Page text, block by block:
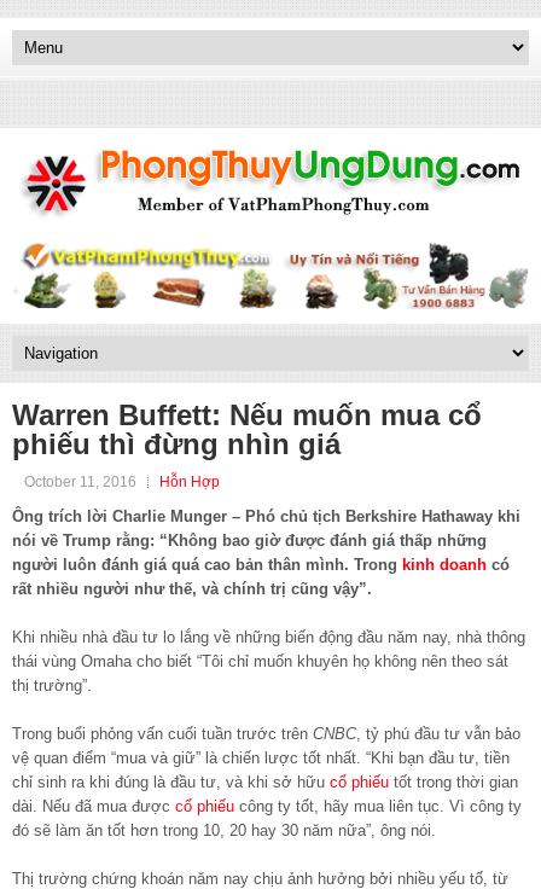
Warren Buffett: Nếu muốn mua cổ
phiếu thì đừng nhìn giá
October 11, 2016 Hỗn Hợp
Ông trích lời Charlie Munger – Phó chủ tịch Berkshire Hathaway khi
nói về Trump rằng: “Không bao giờ được đánh giá thấp những
người luôn đánh giá quá cao bản thân mình. Trong kinh doanh có
rất nhiều người như thế, và chính trị cũng vậy”.
Khi nhiều nhà đầu tư lo lắng về những biến động đầu năm nay, nhà thông
thái vùng Omaha cho biết “Tôi chỉ muốn khuyên họ không nên theo sát
thị trường”.
Trong buổi phỏng vấn cuối tuần trước trên CNBC, tỷ phú đầu tư vẫn bảo
vệ quan điểm “mua và giữ” là chiến lược tốt nhất. “Khi bạn đầu tư, tiền
chỉ sinh ra khi đúng là đầu tư, và khi sở hữu cổ phiếu tốt trong thời gian
dài. Nếu đã mua được cổ phiếu công ty tốt, hãy mua liên tục. Vì công ty
đó sẽ làm ăn tốt hơn trong 10, 20 hay 30 năm nữa”, ông nói.
Thị trường chứng khoán năm nay chịu ảnh hưởng bởi nhiều yếu tố, từ